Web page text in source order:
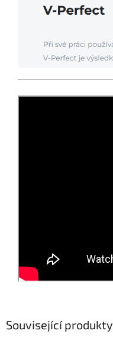
Související produkty